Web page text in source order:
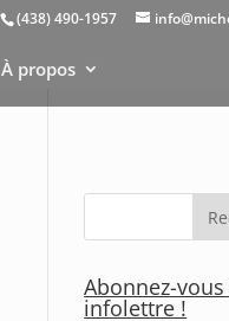
(438) 490-1957
À propos
Abonnez-
infolettre !